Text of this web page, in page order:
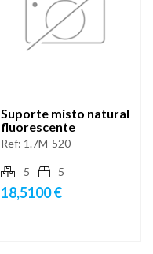
Suporte misto natural
fluorescente
Ref: 1.7M-520
5 5
18,5100 €